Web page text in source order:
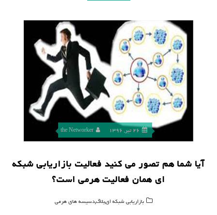
26 تیر, 1396 the Networker
آیا شما هم تصور می کنید فعالیت بازاریابی شبکه
ای همان فعالیت هرمی است؟
بازاریابی شبکه ای,بلاگ,دسیسه های هرمی